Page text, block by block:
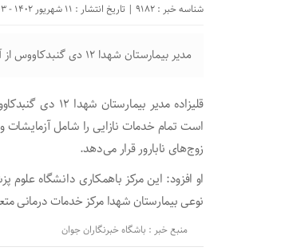
شناسه خبر : 9182 | تاریخ انتشار : 11 شهریور 1402 - 11:03 |
مدیر بیمارستان شهدا ۱۲ دی گنبدکاووس از آغاز به کار مرکز درمان ناباروری سطح دو در این بیمارستان خبر داد.
قلیزاده مدیر
است تمام خدمات نازایی را شامل آزمایشات
زوج‌های نابارور قرار می‌دهد.
او افزود: این مرکز باهمکاری دانشگاه
نوعی بیمارستان شهدا مرکز خدمات درمانی
منبع خبر : باشگاه خبرنگاران جوان